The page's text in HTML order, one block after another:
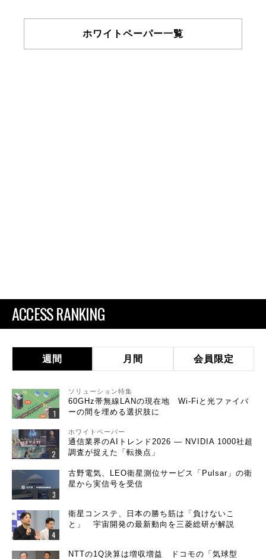
ホワイトペーパー一覧
ACCESS RANKING
週間 月間 会員限定
ソリューション特集
60GHz帯無線LANの現在地 Wi-Fiと光ファイバ
ーの間を埋める選択肢に
ホワイトペーパー
通信業界のAIトレンド2026 ― NVIDIA 1000社超
調査が捉えた「転換点」
古野電気、LEO衛星測位サービス「Pulsar」の衛
星から実信号を受信
衛星コンステ、日本の勝ち筋は「負けないこ
と」 宇宙開発の最新動向を三菱総研が解説
NTTの1Q決算は増収増益 ドコモの「気球型